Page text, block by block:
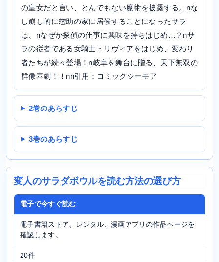
の皇女だと言い、とんでもない魔術を披露する。nな
し崩し的に惣助の家に居候することになったサラ
は、nなぜか探偵の仕事に興味を持ちはじめ…？nサ
ラの従者である女騎士・リヴィアをはじめ、変わり
者たちが続々登場！n岐阜を舞台に贈る、天下無双の
群像喜劇！！nn引用：コミックシーモア
2巻のあらすじ
3巻のあらすじ
変人のサラダボウルを読む方法の選び方
電子で今すぐ読む
電子書籍ストア、レンタル、漫画アプリの作品ページを
確認します。
20件